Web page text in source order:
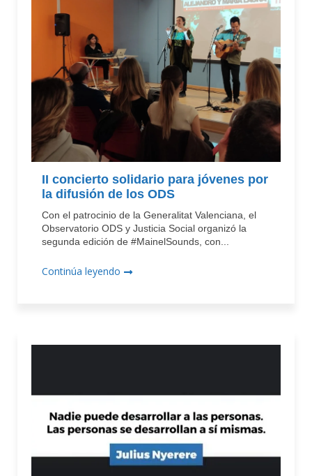
II concierto solidario para jóvenes por
la difusión de los ODS
Con el patrocinio de la Generalitat Valenciana, el
Observatorio ODS y Justicia Social organizó la
segunda edición de #MainelSounds, con...
Continúa leyendo